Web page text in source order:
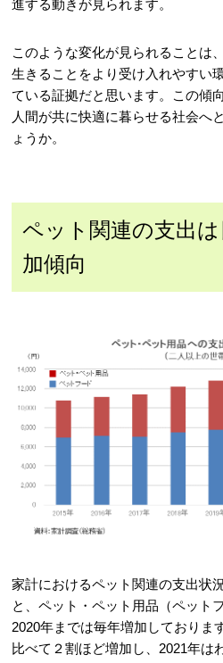
進する動きが見られます。
このような変化が見られることは
生きることをより受け入れやすい
ている証拠だと思います。この傾
人間が共に快適に暮らせる社会へ
ょうか。
ペット関連の支出
加傾向
家計におけるペット関連の支出状
と、ペット・ペット用品（ペット
2020年までは毎年増加しておりま
比べて２割ほど増加し、2021年は